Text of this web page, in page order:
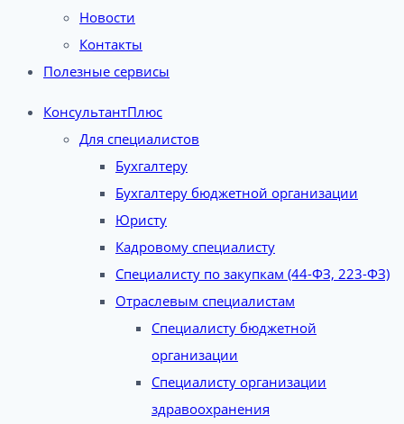
Новости
Контакты
Полезные сервисы
КонсультантПлюс
Для специалистов
Бухгалтеру
Бухгалтеру бюджетной организации
Юристу
Кадровому специалисту
Специалисту по закупкам (44-ФЗ, 223-ФЗ)
Отраслевым специалистам
Специалисту бюджетной
организации
Специалисту организации
здравоохранения